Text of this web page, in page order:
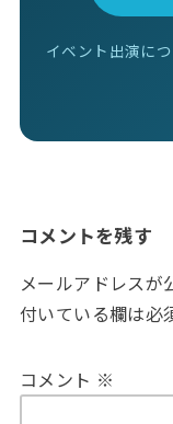
イベント出演に
コメントを残す
メールアドレスが
付いている欄は必
コメント ※